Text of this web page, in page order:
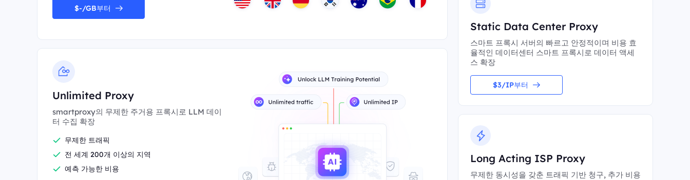
$-/GB부터
Unlimited Proxy
smartproxy의 무제한 주거용 프록시로 LLM 데이
터 수집 확장
무제한 트래픽
전 세계 200개 이상의 지역
예측 가능한 비용
Static Data Center Proxy
스마트 프록시 서버의 빠르고 안정적이며 비용 효
율적인 데이터센터 스마트 프록시로 데이터 액세
스 확장
$3/IP부터
Long Acting ISP Proxy
무제한 동시성을 갖춘 트래픽 기반 청구, 추가 비용